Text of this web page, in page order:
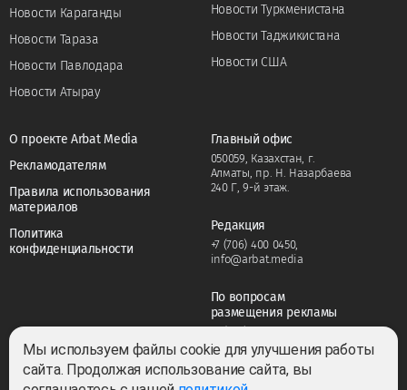
Новости Караганды
Новости Тараза
Новости Павлодара
Новости Атырау
Новости Туркменистана
Новости Таджикистана
Новости США
О проекте Arbat Media
Рекламодателям
Правила использования
материалов
Политика
конфиденциальности
Главный офис
050059, Казахстан, г.
Алматы, пр. Н. Назарбаева
240 Г, 9-й этаж.
Редакция
+7 (706) 400 0450,
info@arbat.media
По вопросам
размещения рекламы
adv@arbat.media
Мы используем файлы cookie для улучшения работы
сайта. Продолжая использование сайта, вы